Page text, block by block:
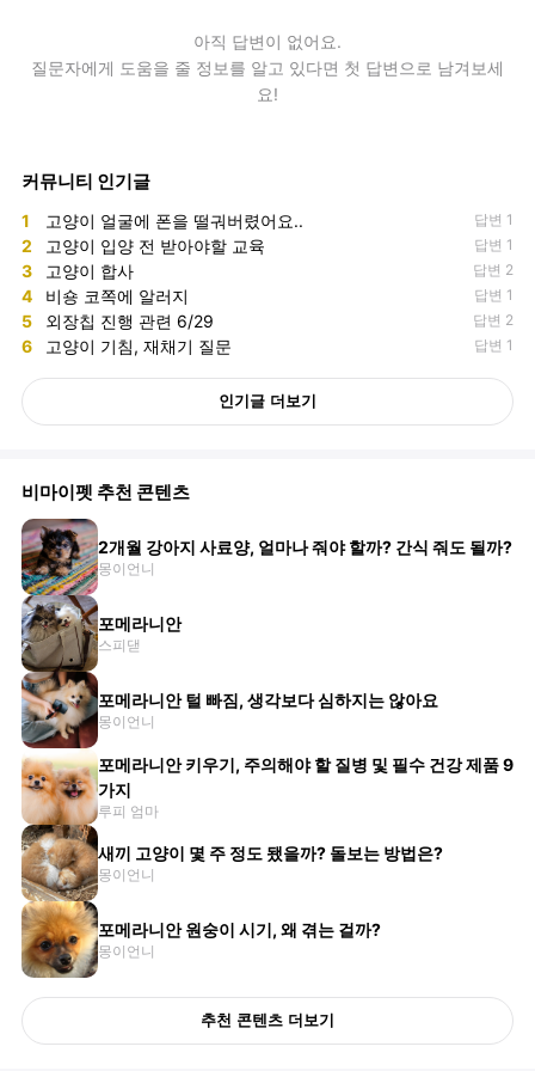
아직 답변이 없어요.
질문자에게 도움을 줄 정보를 알고 있다면 첫 답변으로 남겨보세
요!
커뮤니티 인기글
1 고양이 얼굴에 폰을 떨궈버렸어요.. 답변 1
2 고양이 입양 전 받아야할 교육 답변 1
3 고양이 합사 답변 2
4 비숑 코쪽에 알러지 답변 1
5 외장칩 진행 관련 6/29 답변 2
6 고양이 기침, 재채기 질문 답변 1
인기글 더보기
비마이펫 추천 콘텐츠
2개월 강아지 사료양, 얼마나 줘야 할까? 간식 줘도 될까?
몽이언니
포메라니안
스피댇
포메라니안 털 빠짐, 생각보다 심하지는 않아요
몽이언니
포메라니안 키우기, 주의해야 할 질병 및 필수 건강 제품 9
가지
루피 엄마
새끼 고양이 몇 주 정도 됐을까? 돌보는 방법은?
몽이언니
포메라니안 원숭이 시기, 왜 겪는 걸까?
몽이언니
추천 콘텐츠 더보기